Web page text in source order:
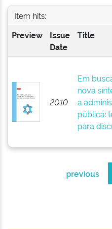
Item hits:
Preview
Issue
Date
Title
2010
Em
nova
a
pública:
para
previous